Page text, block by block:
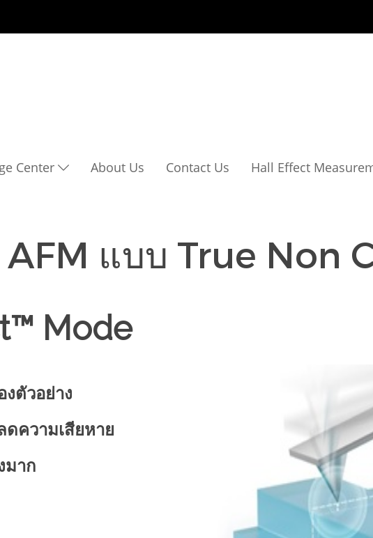
Center About Us Contact Us Hall Effect
AFM แบบ True Non
Mode
ตัวอย่าง
ยลดความเสียหาย
มาก